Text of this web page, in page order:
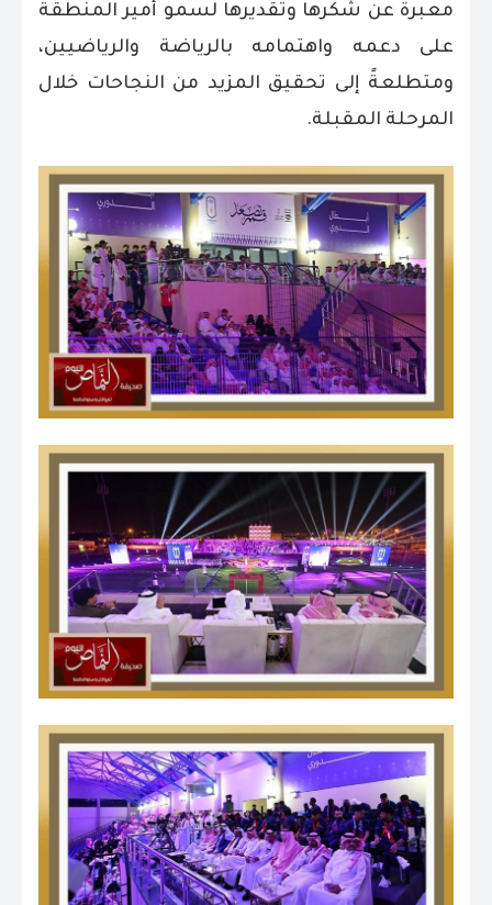
معبرةً عن شكرها وتقديرها لسمو أمير المنطقة
على دعمه واهتمامه بالرياضة والرياضيين،
ومتطلعةً إلى تحقيق المزيد من النجاحات خلال
المرحلة المقبلة.